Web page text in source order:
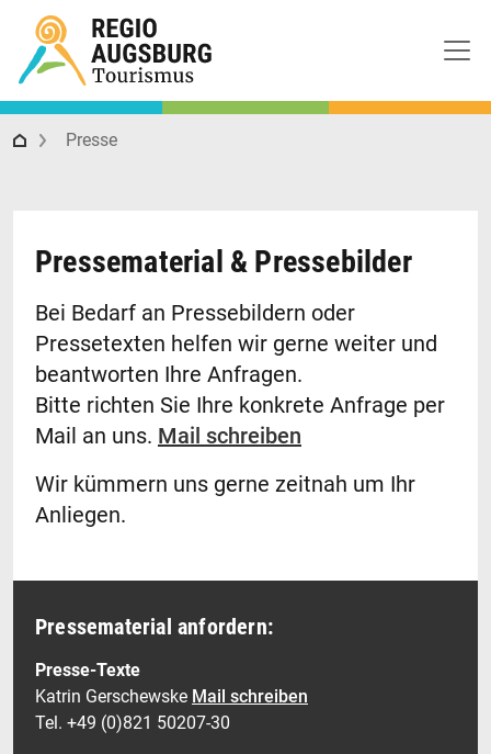
Regio Augsburg Tourismus
Presse
Pressematerial & Pressebilder
Bei Bedarf an Pressebildern oder
Pressetexten helfen wir gerne weiter und
beantworten Ihre Anfragen.
Bitte richten Sie Ihre konkrete Anfrage per
Mail an uns. Mail schreiben
Wir kümmern uns gerne zeitnah um Ihr
Anliegen.
Pressematerial anfordern:
Presse-Texte
Katrin Gerschewske Mail schreiben
Tel. +49 (0)821 50207-30